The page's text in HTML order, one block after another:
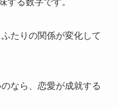
たりの関係が変化して
なら、恋愛が成就する